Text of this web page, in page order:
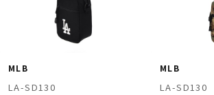
MLB
LA-SD130
MLB
LA-SD130